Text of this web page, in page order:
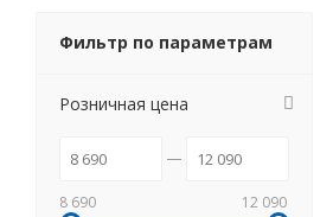
Фильтр по параметрам
Розничная цена
8 690 12 090